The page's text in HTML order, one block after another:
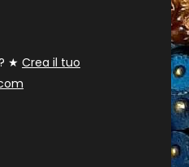
★ Crea il tuo